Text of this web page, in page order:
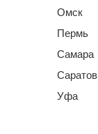
Омск
Пермь
Самара
Саратов
Уфа